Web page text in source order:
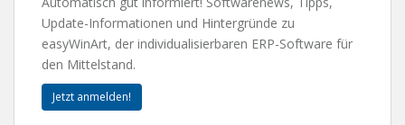
Update-Informationen und Hintergründe zu
easyWinArt, der individualisierbaren ERP-Software für
den Mittelstand.
Jetzt anmelden!